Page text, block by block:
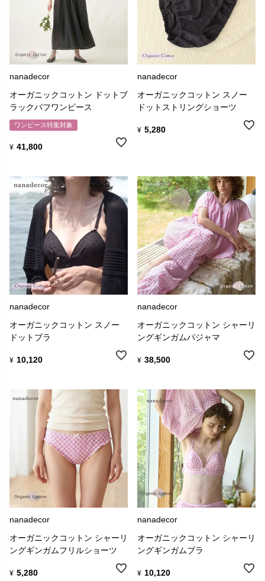
nanadecor
オーガニックコットン ドットブ
ラックパフワンピース
ワンピース特集対象
¥ 41,800
nanadecor
オーガニックコットン スノー
ドットストリングショーツ
¥ 5,280
nanadecor
オーガニックコットン スノー
ドットブラ
¥ 10,120
nanadecor
オーガニックコットン シャーリ
ングギンガムパジャマ
¥ 38,500
nanadecor
オーガニックコットン シャーリ
ングギンガムフリルショーツ
¥ 5,280
nanadecor
オーガニックコットン シャーリ
ングギンガムブラ
¥ 10,120